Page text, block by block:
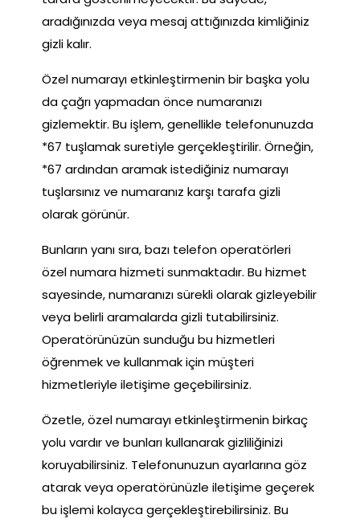
aradığınızda veya mesaj attığınızda kimliğiniz
gizli kalır.
Özel numarayı etkinleştirmenin bir başka yolu
da çağrı yapmadan önce numaranızı
gizlemektir. Bu işlem, genellikle telefonunuzda
*67 tuşlamak suretiyle gerçekleştirilir. Örneğin,
*67 ardından aramak istediğiniz numarayı
tuşlarsınız ve numaranız karşı tarafa gizli
olarak görünür.
Bunların yanı sıra, bazı telefon operatörleri
özel numara hizmeti sunmaktadır. Bu hizmet
sayesinde, numaranızı sürekli olarak gizleyebilir
veya belirli aramalarda gizli tutabilirsiniz.
Operatörünüzün sunduğu bu hizmetleri
öğrenmek ve kullanmak için müşteri
hizmetleriyle iletişime geçebilirsiniz.
Özetle, özel numarayı etkinleştirmenin birkaç
yolu vardır ve bunları kullanarak gizliliğinizi
koruyabilirsiniz. Telefonunuzun ayarlarına göz
atarak veya operatörünüzle iletişime geçerek
bu işlemi kolayca gerçekleştirebilirsiniz. Bu